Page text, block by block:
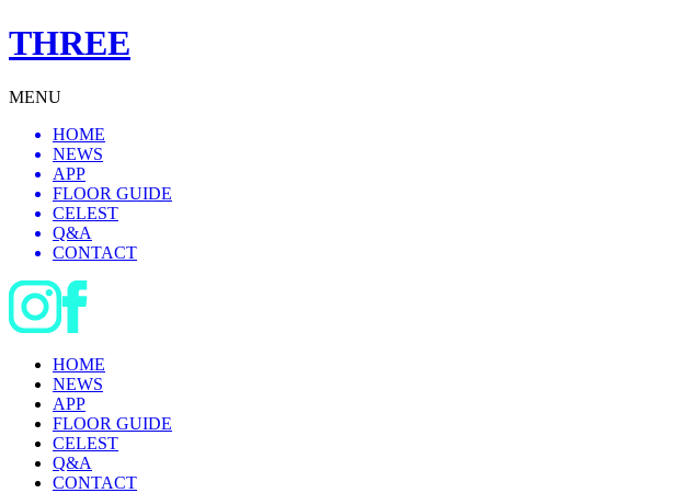
THREE
MENU
HOME
NEWS
APP
FLOOR GUIDE
CELEST
Q&A
CONTACT
HOME
NEWS
APP
FLOOR GUIDE
CELEST
Q&A
CONTACT